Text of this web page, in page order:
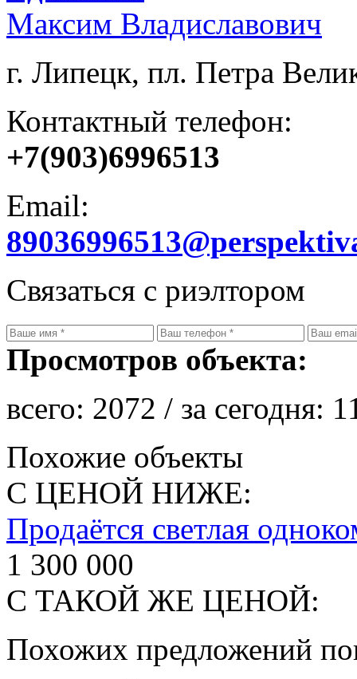
Максим Владиславович
г. Липецк, пл. Петра
Контактный телефон:
+7(903)6996513
Email:
Связаться с риэлтором
Просмотров объекта:
всего: 2072 / за сегодня:
Похожие объекты
С ЦЕНОЙ НИЖЕ:
Продаётся светлая
1 300 000
С ТАКОЙ ЖЕ ЦЕНОЙ:
Похожих предложений